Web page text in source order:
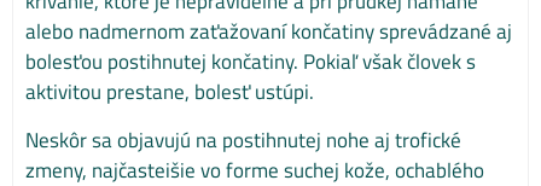
alebo nadmernom zaťažovaní končatiny sprevádzané aj
bolesťou postihnutej končatiny. Pokiaľ však človek s
aktivitou prestane, bolesť ustúpi.
Neskôr sa objavujú na postihnutej nohe aj trofické
zmeny, najčasteišie vo forme suchej kože, ochablého